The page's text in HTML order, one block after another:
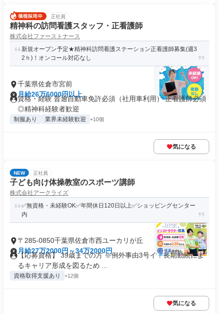
正社員
精神科の訪問看護スタッフ・正看護師
株式会社ファーストナース
新規オープン予定★精神科訪問看護ステーション正看護師募集(週3
2ｈ)！オンコール対応なし
千葉県佐倉市宮前
月給26万6000円以上
資格・経験 普通自動車免許必須（社用車利用） 正看護師必須
◎精神科経験者歓迎
制服あり 業界未経験歓迎 +10個
気になる
NEW 正社員
子ども向け体操教室のスポーツ講師
株式会社アークライズ
✅無資格・未経験OK✅年間休日120日以上✅ショッピングセンター
内
〒285-0850千葉県佐倉市西ユーカリが丘
月給27万2000円～34万2000円
【応募資格】 39歳までの方 ※例外事由3号イ：長期勤続によ
るキャリア形成を図るため ...
資格取得支援あり +12個
気になる